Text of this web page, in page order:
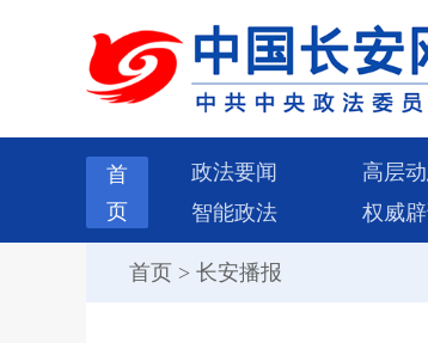
首
页
政法要闻 高层
智能政法
权威
首页 > 长安播报